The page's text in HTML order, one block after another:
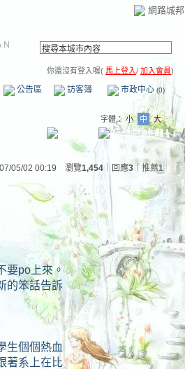
網路城邦
Ｎ
你還沒有登入喔( 馬上登入/ 加入會員)
公告區 訪客簿 市政中心 (0)
字體： 小 中
大
05/02 00:19 瀏覽1,454 ｜回應3｜ 推薦1
要po上來。
的笨話告訴
生個個熱血
著系上在比